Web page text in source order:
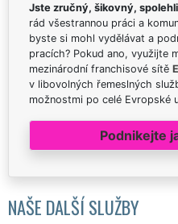
Jste zručný, šikovný,
rád všestrannou práci a
byste si mohl vydělávat a
pracích? Pokud ano, využijte
mezinárodní franchisové sítě
v libovolných řemeslných
možnostmi po celé Evropské
Podnikejte
NAŠE DALŠÍ SLUŽBY